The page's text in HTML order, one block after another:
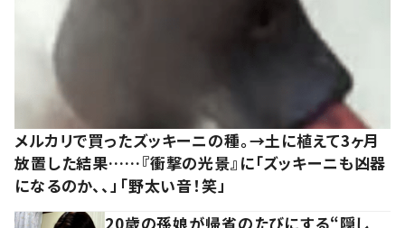
メルカリで買ったズッキーニの種。→土に植えて3ヶ月
放置した結果……『衝撃の光景』に「ズッキーニも凶器
になるのか、、」「野太い音！笑」
20歳の孫娘が帰省のたびにする“隠し